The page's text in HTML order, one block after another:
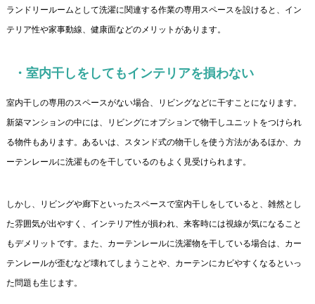
ランドリールームとして洗濯に関連する作業の専用スペースを設けると、イン
テリア性や家事動線、健康面などのメリットがあります。
・室内干しをしてもインテリアを損わない
室内干しの専用のスペースがない場合、リビングなどに干すことになります。
新築マンションの中には、リビングにオプションで物干しユニットをつけられ
る物件もあります。あるいは、スタンド式の物干しを使う方法があるほか、カ
ーテンレールに洗濯ものを干しているのもよく見受けられます。
しかし、リビングや廊下といったスペースで室内干しをしていると、雑然とし
た雰囲気が出やすく、インテリア性が損われ、来客時には視線が気になること
もデメリットです。また、カーテンレールに洗濯物を干している場合は、カー
テンレールが歪むなど壊れてしまうことや、カーテンにカビやすくなるといっ
た問題も生じます。